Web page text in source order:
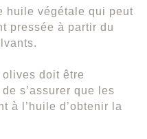
huile végétale qui peut
pressée à partir du
doit être
s’assurer que les
à l’huile d’obtenir la